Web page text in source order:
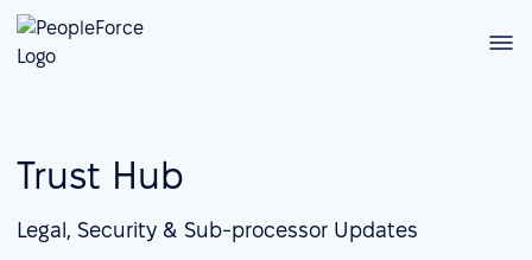
Trust Hub
Legal, Security & Sub-processor Updates